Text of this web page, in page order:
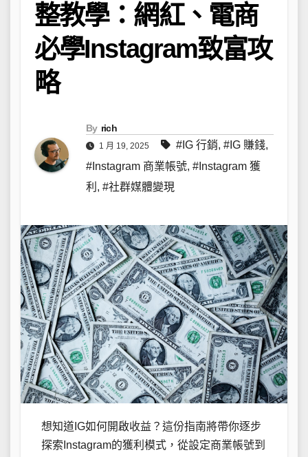
整教學：網紅、電商
必學Instagram致富攻
略
By rich
1 月 19, 2025 #IG 行銷, #IG 賺錢,
#Instagram 商業帳號, #Instagram 獲
利 , #社群媒體變現
想知道IG如何開啟收益？這份指南將帶你逐步
探索Instagram的獲利模式，從設定商業帳號到